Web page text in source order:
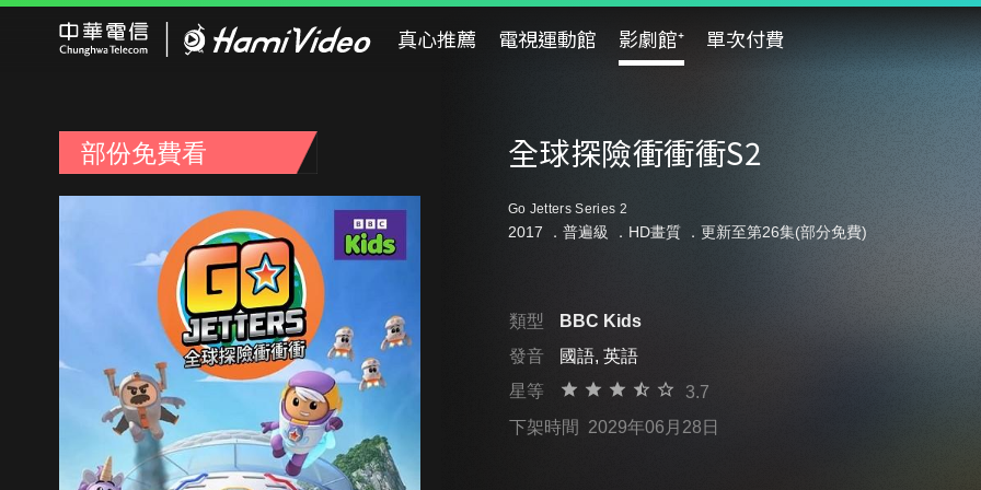
真心推薦 電視運動館 影劇館⁺ 單次付費
部份免費看 全球探險衝衝衝S2
Go Jetters Series 2
2017 ． 普遍級 ．HD畫質 ．更新至第26集(部分免費)
類型
BBC Kids
發音
國語, 英語
星等
3.7
下架時間 2029年06月28日